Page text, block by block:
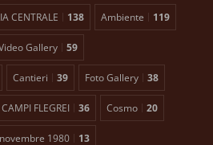
CENTRALE 138 Ambiente 119
Gallery 59
Cantieri 39 Foto Gallery 38
FLEGREI 36 Cosmo 20
1980 13